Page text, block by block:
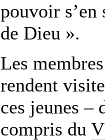
pouvoir
de Dieu ».
Les
rendent
ces jeunes –
compris du